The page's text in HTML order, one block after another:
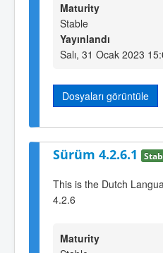
Maturity
Stable
Yayınlandı
Salı, 31 Ocak 2023
Dosyaları görüntüle
Sürüm 4.2.6.1
This is the Dutch
4.2.6
Maturity